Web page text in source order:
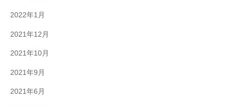
2022年1月
2021年12月
2021年10月
2021年9月
2021年6月